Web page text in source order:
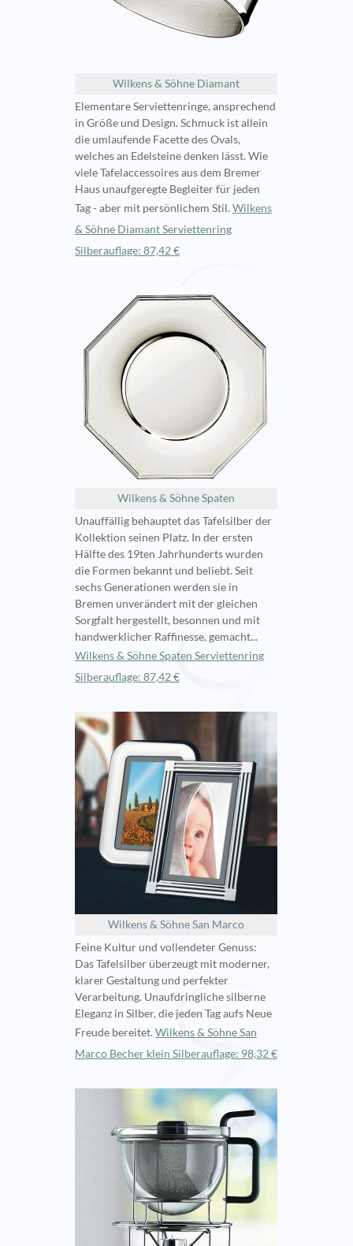
Wilkens & Söhne Diamant
Elementare Serviettenringe, ansprechend
in Größe und Design. Schmuck ist allein
die umlaufende Facette des Ovals,
welches an Edelsteine denken lässt. Wie
viele Tafelaccessoires aus dem Bremer
Haus unaufgeregte Begleiter für jeden
Tag - aber mit persönlichem Stil. Wilkens
& Söhne Diamant Serviettenring
Silberauflage: 87,42 €
Wilkens & Söhne Spaten
Unauffällig behauptet das Tafelsilber der
Kollektion seinen Platz. In der ersten
Hälfte des 19ten Jahrhunderts wurden
die Formen bekannt und beliebt. Seit
sechs Generationen werden sie in
Bremen unverändert mit der gleichen
Sorgfalt hergestellt, besonnen und mit
handwerklicher Raffinesse, gemacht...
Wilkens & Söhne Spaten Serviettenring
Silberauflage: 87,42 €
Wilkens & Söhne San Marco
Feine Kultur und vollendeter Genuss:
Das Tafelsilber überzeugt mit moderner,
klarer Gestaltung und perfekter
Verarbeitung. Unaufdringliche silberne
Eleganz in Silber, die jeden Tag aufs Neue
Freude bereitet. Wilkens & Söhne San
Marco Becher klein Silberauflage: 98,32 €